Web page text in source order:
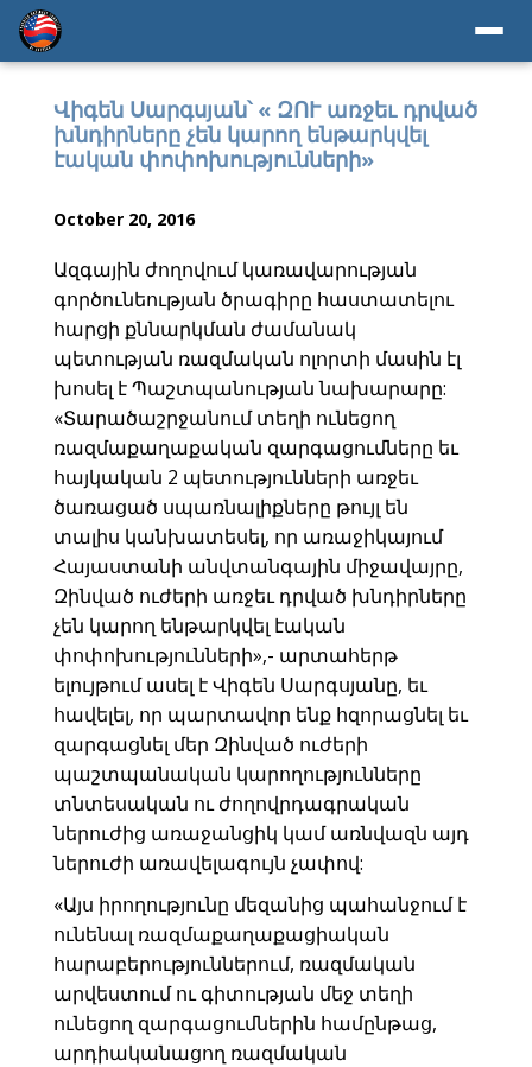
Վիգեն Սարգսյան՝ « ԶՈՒ առջեւ դրված
խնդիրները չեն կարող ենթարկվել
էական փոփոխությունների»
October 20, 2016
Ազգային ժողովում կառավարության
գործունեության ծրագիրը հաստատելու
հարցի քննարկման ժամանակ
պետության ռազմական ոլորտի մասին էլ
խոսել է Պաշտպանության նախարարը:
«Տարածաշրջանում տեղի ունեցող
ռազմաքաղաքական զարգացումները եւ
հայկական 2 պետությունների առջեւ
ծառացած սպառնալիքները թույլ են
տալիս կանխատեսել, որ առաջիկայում
Հայաստանի անվտանգային միջավայրը,
Զինված ուժերի առջեւ դրված խնդիրները
չեն կարող ենթարկվել էական
փոփոխությունների»,- արտահերթ
ելույթում ասել է Վիգեն Սարգսյանը, եւ
հավելել, որ պարտավոր ենք հզորացնել եւ
զարգացնել մեր Զինված ուժերի
պաշտպանական կարողությունները
տնտեսական ու ժողովրդագրական
ներուժից առաջանցիկ կամ առնվազն այդ
ներուժի առավելագույն չափով:
«Այս իրողությունը մեզանից պահանջում է
ունենալ ռազմաքաղաքացիական
հարաբերություններում, ռազմական
արվեստում ու գիտության մեջ տեղի
ունեցող զարգացումներին համընթաց,
արդիականացող ռազմական